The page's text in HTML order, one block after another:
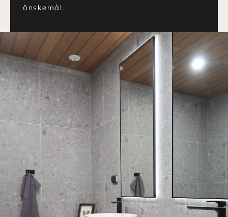
önskemål.